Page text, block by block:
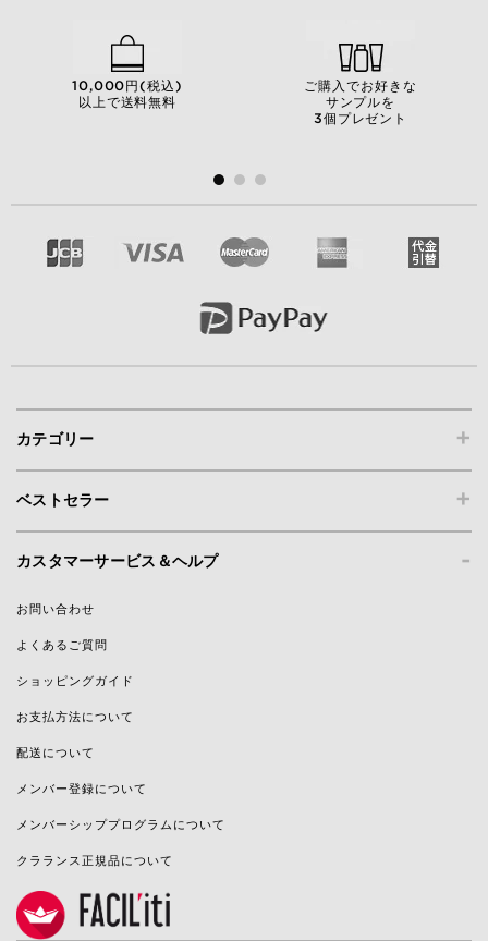
10,000円(税込)
以上で送料無料
ご購入でお好きな
サンプルを
3個プレゼント
+
カテゴリー
+
ベストセラー
-
カスタマーサービス＆ヘルプ
お問い合わせ
よくあるご質問
ショッピングガイド
お支払方法について
配送について
メンバー登録について
メンバーシッププログラムについて
クラランス正規品について